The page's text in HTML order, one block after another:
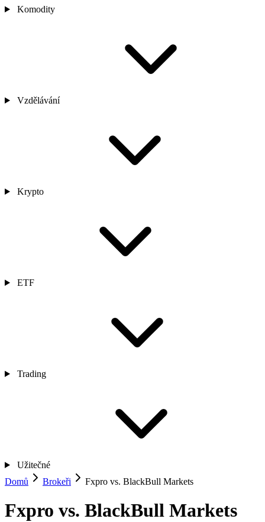
Komodity
Vzdělávání
Krypto
ETF
Trading
Užitečné
Domů
Brokeři Fxpro vs. BlackBull Markets
Fxpro vs. BlackBull Markets